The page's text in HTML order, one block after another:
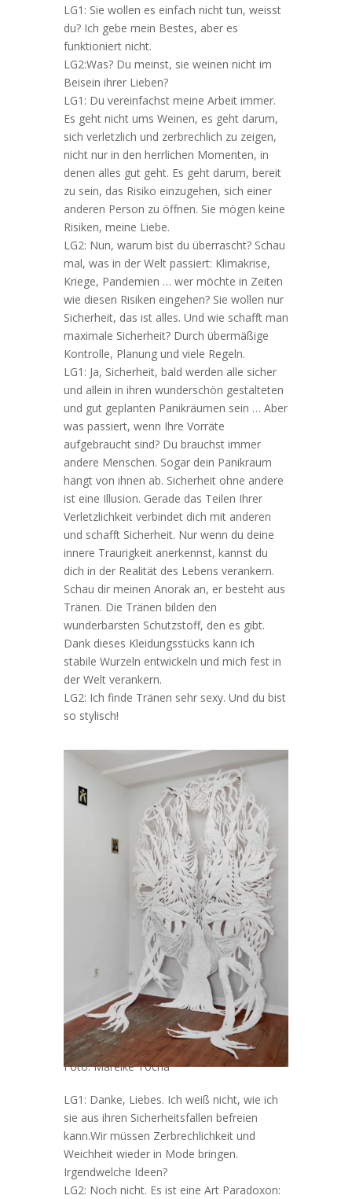
LG1: Sie wollen es einfach nicht tun, weisst
du? Ich gebe mein Bestes, aber es
funktioniert nicht.
LG2:Was? Du meinst, sie weinen nicht im
Beisein ihrer Lieben?
LG1: Du vereinfachst meine Arbeit immer.
Es geht nicht ums Weinen, es geht darum,
sich verletzlich und zerbrechlich zu zeigen,
nicht nur in den herrlichen Momenten, in
denen alles gut geht. Es geht darum, bereit
zu sein, das Risiko einzugehen, sich einer
anderen Person zu öffnen. Sie mögen keine
Risiken, meine Liebe.
LG2: Nun, warum bist du überrascht? Schau
mal, was in der Welt passiert: Klimakrise,
Kriege, Pandemien … wer möchte in Zeiten
wie diesen Risiken eingehen? Sie wollen nur
Sicherheit, das ist alles. Und wie schafft man
maximale Sicherheit? Durch übermäßige
Kontrolle, Planung und viele Regeln.
LG1: Ja, Sicherheit, bald werden alle sicher
und allein in ihren wunderschön gestalteten
und gut geplanten Panikräumen sein … Aber
was passiert, wenn Ihre Vorräte
aufgebraucht sind? Du brauchst immer
andere Menschen. Sogar dein Panikraum
hängt von ihnen ab. Sicherheit ohne andere
ist eine Illusion. Gerade das Teilen Ihrer
Verletzlichkeit verbindet dich mit anderen
und schafft Sicherheit. Nur wenn du deine
innere Traurigkeit anerkennst, kannst du
dich in der Realität des Lebens verankern.
Schau dir meinen Anorak an, er besteht aus
Tränen. Die Tränen bilden den
wunderbarsten Schutzstoff, den es gibt.
Dank dieses Kleidungsstücks kann ich
stabile Wurzeln entwickeln und mich fest in
der Welt verankern.
LG2: Ich finde Tränen sehr sexy. Und du bist
so stylisch!
Foto: Mareike Tocha
LG1: Danke, Liebes. Ich weiß nicht, wie ich
sie aus ihren Sicherheitsfallen befreien
kann.Wir müssen Zerbrechlichkeit und
Weichheit wieder in Mode bringen.
Irgendwelche Ideen?
LG2: Noch nicht. Es ist eine Art Paradoxon: